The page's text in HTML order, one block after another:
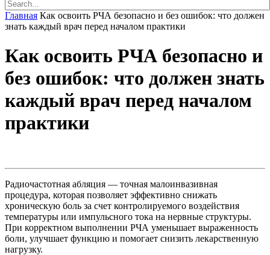
Главная Как освоить РЧА безопасно и без ошибок: что должен
знать каждый врач перед началом практики
Как освоить РЧА безопасно и
без ошибок: что должен знать
каждый врач перед началом
практики
Радиочастотная абляция — точная малоинвазивная
процедура, которая позволяет эффективно снижать
хроническую боль за счет контролируемого воздействия
температуры или импульсного тока на нервные структуры.
При корректном выполнении РЧА уменьшает выраженность
боли, улучшает функцию и помогает снизить лекарственную
нагрузку.